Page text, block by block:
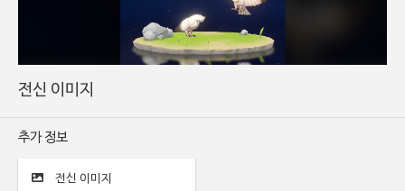
전신 이미지
추가 정보
전신 이미지